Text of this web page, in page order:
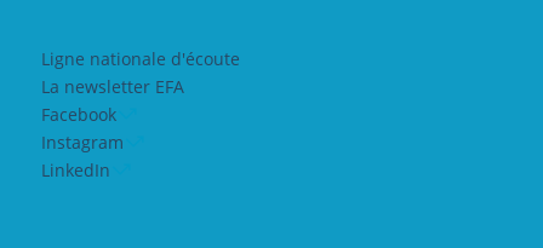
Ligne nationale d'écoute
La newsletter EFA
Facebook
Instagram
LinkedIn